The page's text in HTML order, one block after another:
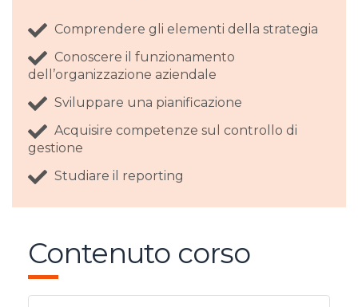
Comprendere gli elementi della strategia
Conoscere il funzionamento
dell’organizzazione aziendale
Sviluppare una pianificazione
Acquisire competenze sul controllo di
gestione
Studiare il reporting
Contenuto corso